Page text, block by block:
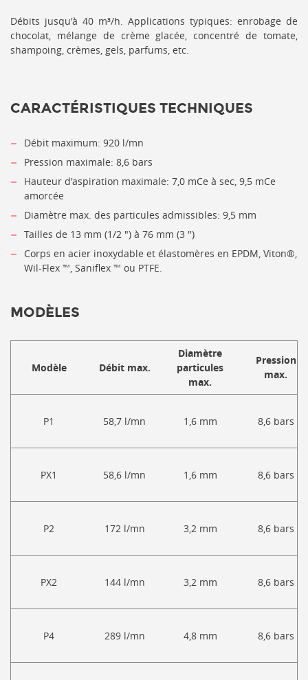
Débits jusqu'à 40 m³/h. Applications typiques: enrobage de
chocolat, mélange de crème glacée, concentré de tomate,
shampoing, crèmes, gels, parfums, etc.
CARACTÉRISTIQUES TECHNIQUES
Débit maximum: 920 l/mn
Pression maximale: 8,6 bars
Hauteur d'aspiration maximale: 7,0 mCe à sec, 9,5 mCe
amorcée
Diamètre max. des particules admissibles: 9,5 mm
Tailles de 13 mm (1/2 ") à 76 mm (3 '')
Corps en acier inoxydable et élastomères en EPDM, Viton®,
Wil-Flex ™, Saniflex ™ ou PTFE.
MODÈLES
Modèle Débit max.
Diamètre
particules
max.
Pression
max.
P1 58,7 l/mn 1,6 mm 8,6 bars
PX1 58,6 l/mn 1,6 mm 8,6 bars
P2 172 l/mn 3,2 mm 8,6 bars
PX2 144 l/mn 3,2 mm 8,6 bars
P4 289 l/mn 4,8 mm 8,6 bars